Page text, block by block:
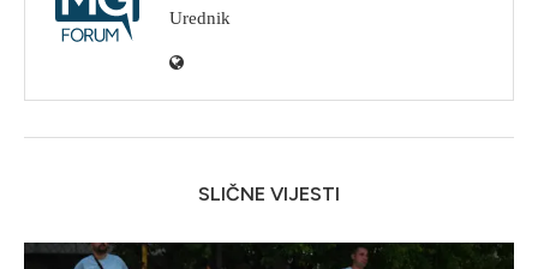
Urednik
SLIČNE VIJESTI